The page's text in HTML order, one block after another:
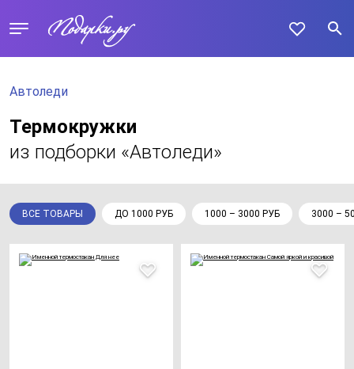
Автоледи
Термокружки
из подборки «Автоледи»
ВСЕ ТОВАРЫ ДО 1000 РУБ 1000 – 3000 РУБ 3000 –